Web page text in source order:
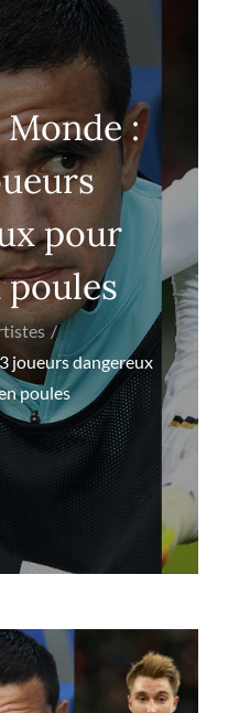
:
pour
poules
joueurs dangereux
poules